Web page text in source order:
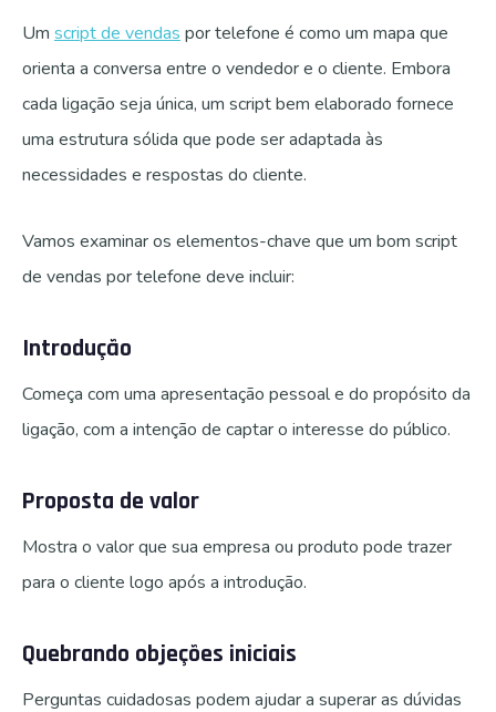
Um script de vendas por telefone é como um mapa que
orienta a conversa entre o vendedor e o cliente. Embora
cada ligação seja única, um script bem elaborado fornece
uma estrutura sólida que pode ser adaptada às
necessidades e respostas do cliente.
Vamos examinar os elementos-chave que um bom script
de vendas por telefone deve incluir:
Introdução
Começa com uma apresentação pessoal e do propósito da
ligação, com a intenção de captar o interesse do público.
Proposta de valor
Mostra o valor que sua empresa ou produto pode trazer
para o cliente logo após a introdução.
Quebrando objeções iniciais
Perguntas cuidadosas podem ajudar a superar as dúvidas